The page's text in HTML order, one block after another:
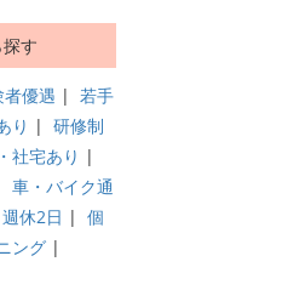
す
者優遇 | 若手
り | 研修制
社宅あり |
車・バイク通
週休2日 | 個
ング|